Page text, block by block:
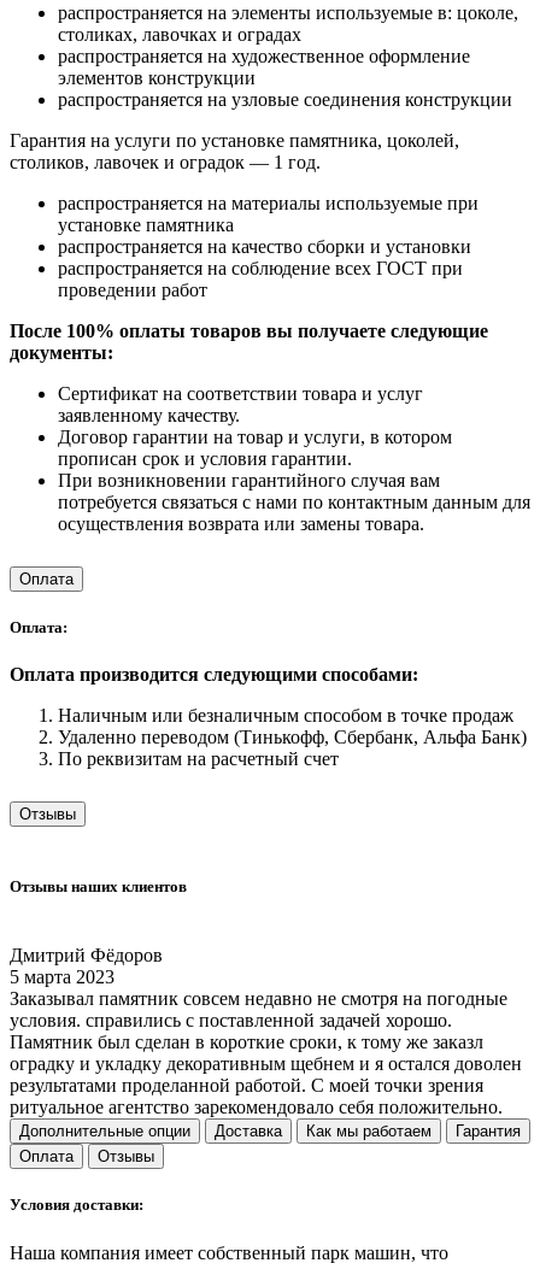
распространяется на элементы используемые в: цоколе,
столиках, лавочках и оградах
распространяется на художественное оформление
элементов конструкции
распространяется на узловые соединения конструкции
Гарантия на услуги по установке памятника, цоколей,
столиков, лавочек и оградок — 1 год.
распространяется на материалы используемые при
установке памятника
распространяется на качество сборки и установки
распространяется на соблюдение всех ГОСТ при
проведении работ
После 100% оплаты товаров вы получаете следующие
документы:
Сертификат на соответствии товара и услуг
заявленному качеству.
Договор гарантии на товар и услуги, в котором
прописан срок и условия гарантии.
При возникновении гарантийного случая вам
потребуется связаться с нами по контактным данным для
осуществления возврата или замены товара.
Оплата
Оплата:
Оплата производится следующими способами:
Наличным или безналичным способом в точке продаж
Удаленно переводом (Тинькофф, Сбербанк, Альфа Банк)
По реквизитам на расчетный счет
Отзывы
Отзывы наших клиентов
Дмитрий Фёдоров
5 марта 2023
Заказывал памятник совсем недавно не смотря на погодные
условия. справились с поставленной задачей хорошо.
Памятник был сделан в короткие сроки, к тому же заказл
оградку и укладку декоративным щебнем и я остался доволен
результатами проделанной работой. С моей точки зрения
ритуальное агентство зарекомендовало себя положительно.
Дополнительные опции Доставка Как мы работаем
Гарантия
Оплата
Отзывы
Условия доставки:
Наша компания имеет собственный парк машин, что